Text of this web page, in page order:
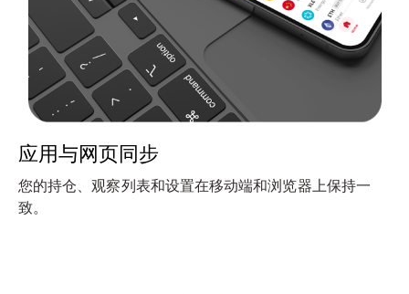
应用与网页同步
您的持仓、观察列表和设置在移动端和浏览器上保持一
致。